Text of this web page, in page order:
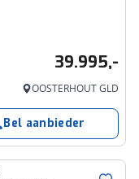
39.995,-
OOSTERHOUT GLD
Bel aanbieder